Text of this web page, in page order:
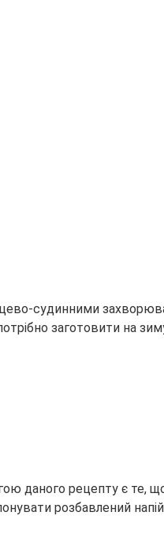
судинними
заготовити на
даного рецепту є те,
розбавлений напій